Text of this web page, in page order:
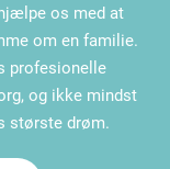
os med at
om en familie.
profesionelle
og ikke mindst
største drøm.